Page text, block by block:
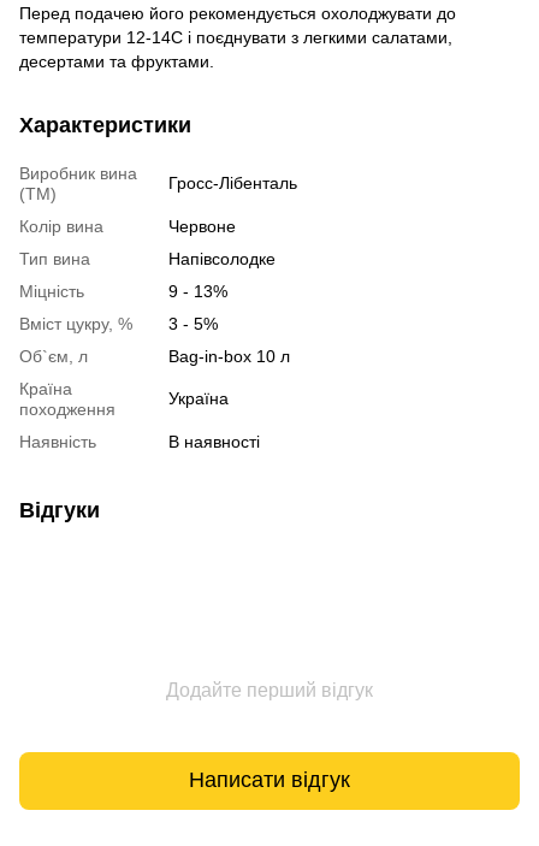
Перед подачею його рекомендується охолоджувати до
температури 12-14С і поєднувати з легкими салатами,
десертами та фруктами.
Характеристики
Виробник вина
(ТМ)
Гросс-Лібенталь
Колір вина
Червоне
Тип вина
Напівсолодке
Міцність
9 - 13%
Вміст цукру, %
3 - 5%
Об`єм, л
Bag-in-box 10 л
Країна
походження
Україна
Наявність В наявності
Відгуки
Додайте перший відгук
Написати відгук